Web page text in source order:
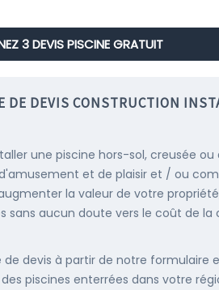
3 DEVIS PISCINE GRATUIT
DE DEVIS CONSTRUCTION
une piscine hors-sol, creusée ou
et de plaisir et / ou
la valeur de votre
sans aucun doute vers le coût de la
de devis à partir de notre formulaire
piscines enterrées dans votre